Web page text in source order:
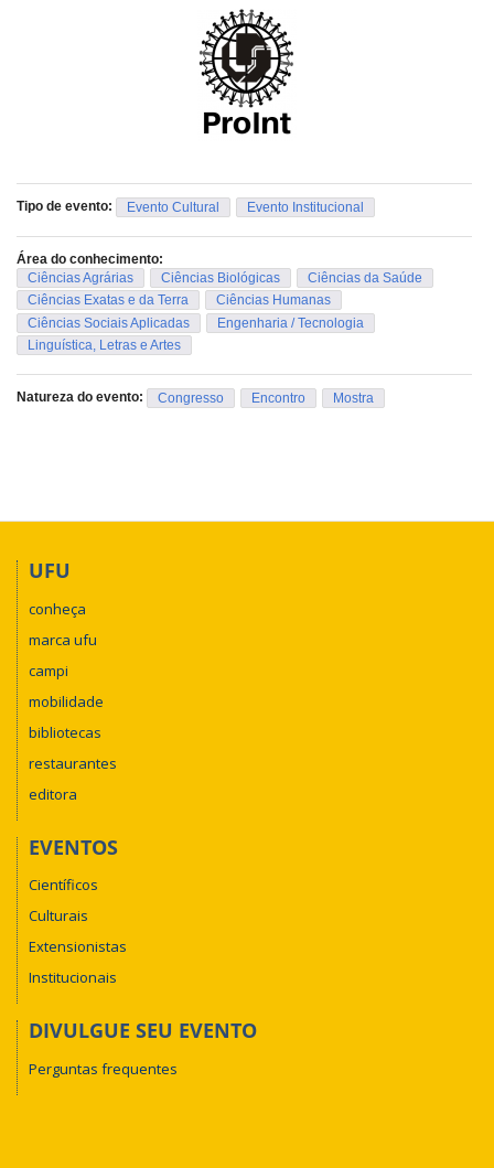
Tipo de evento: Evento Cultural Evento Institucional
Área do conhecimento:
Ciências Agrárias
Ciências Biológicas
Ciências da Saúde
Ciências Exatas e da Terra
Ciências Humanas
Ciências Sociais Aplicadas
Engenharia / Tecnologia
Linguística, Letras e Artes
Natureza do evento: Congresso Encontro Mostra
UFU
conheça
marca ufu
campi
mobilidade
bibliotecas
restaurantes
editora
EVENTOS
Científicos
Culturais
Extensionistas
Institucionais
DIVULGUE SEU EVENTO
Perguntas frequentes